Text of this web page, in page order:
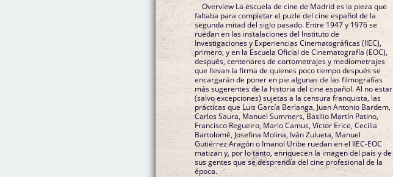
Overview La escuela de cine de Madrid es la pieza que
faltaba para completar el puzle del cine español de la
segunda mitad del siglo pasado. Entre 1947 y 1976 se
ruedan en las instalaciones del Instituto de
Investigaciones y Experiencias Cinematográficas (IIEC),
primero, y en la Escuela Oficial de Cinematografía (EOC),
después, centenares de cortometrajes y mediometrajes
que llevan la firma de quienes poco tiempo después se
encargarán de poner en pie algunas de las filmografías
más sugerentes de la historia del cine español. Al no estar
(salvo excepciones) sujetas a la censura franquista, las
prácticas que Luis García Berlanga, Juan Antonio Bardem,
Carlos Saura, Manuel Summers, Basilio Martín Patino,
Francisco Regueiro, Mario Camus, Víctor Erice, Cecilia
Bartolomé, Josefina Molina, Iván Zulueta, Manuel
Gutiérrez Aragón o Imanol Uribe ruedan en el IIEC-EOC
matizan y, por lo tanto, enriquecen la imagen del país y de
sus gentes que se desprendía del cine profesional de la
época.